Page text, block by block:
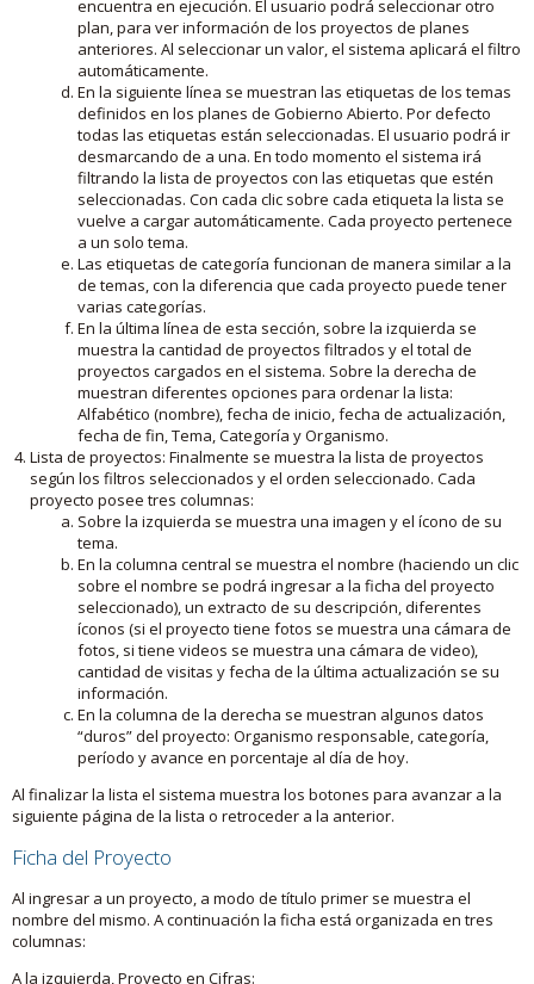
encuentra en ejecución. El usuario podrá seleccionar otro
plan, para ver información de los proyectos de planes
anteriores. Al seleccionar un valor, el sistema aplicará el filtro
automáticamente.
En la siguiente línea se muestran las etiquetas de los temas
definidos en los planes de Gobierno Abierto. Por defecto
todas las etiquetas están seleccionadas. El usuario podrá ir
desmarcando de a una. En todo momento el sistema irá
filtrando la lista de proyectos con las etiquetas que estén
seleccionadas. Con cada clic sobre cada etiqueta la lista se
vuelve a cargar automáticamente. Cada proyecto pertenece
a un solo tema.
Las etiquetas de categoría funcionan de manera similar a la
de temas, con la diferencia que cada proyecto puede tener
varias categorías.
En la última línea de esta sección, sobre la izquierda se
muestra la cantidad de proyectos filtrados y el total de
proyectos cargados en el sistema. Sobre la derecha de
muestran diferentes opciones para ordenar la lista:
Alfabético (nombre), fecha de inicio, fecha de actualización,
fecha de fin, Tema, Categoría y Organismo.
Lista de proyectos: Finalmente se muestra la lista de proyectos
según los filtros seleccionados y el orden seleccionado. Cada
proyecto posee tres columnas:
Sobre la izquierda se muestra una imagen y el ícono de su
tema.
En la columna central se muestra el nombre (haciendo un clic
sobre el nombre se podrá ingresar a la ficha del proyecto
seleccionado), un extracto de su descripción, diferentes
íconos (si el proyecto tiene fotos se muestra una cámara de
fotos, si tiene videos se muestra una cámara de video),
cantidad de visitas y fecha de la última actualización se su
información.
En la columna de la derecha se muestran algunos datos
“duros” del proyecto: Organismo responsable, categoría,
período y avance en porcentaje al día de hoy.
Al finalizar la lista el sistema muestra los botones para avanzar a la
siguiente página de la lista o retroceder a la anterior.
Ficha del Proyecto
Al ingresar a un proyecto, a modo de título primer se muestra el
nombre del mismo. A continuación la ficha está organizada en tres
columnas:
A la izquierda, Proyecto en Cifras: